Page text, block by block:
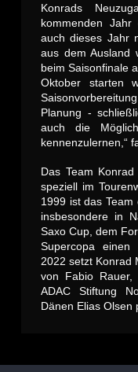
Konrads
kommenden
auch dieses Jahr
aus dem Ausland
beim Saisonfinale
Oktober starten
Planung -
auch die
kennenzulernen,“
Das Team
speziell im
1999 ist das
insbesondere in
Saxo Cup, dem
Supercopa
2022 setzt Konrad
von Fabio Rauer,
ADAC Stiftung
Dänen Elias Olsen